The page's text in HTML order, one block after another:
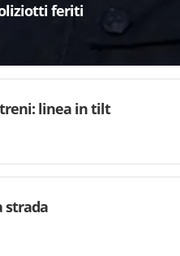
feriti
treni: linea in tilt
strada